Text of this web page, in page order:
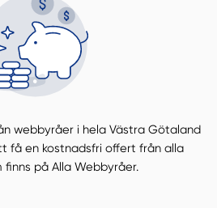
webbyråer i hela Västra Götaland
få en kostnadsfri offert från alla
på Alla Webbyråer.